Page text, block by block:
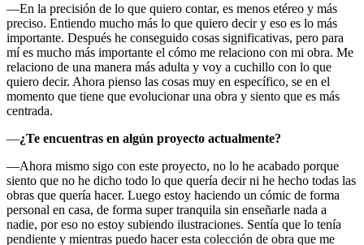
—En la precisión de lo que quiero contar, es menos etéreo y más
preciso. Entiendo mucho más lo que quiero decir y eso es lo más
importante. Después he conseguido cosas significativas, pero para
mí es mucho más importante el cómo me relaciono con mi obra. Me
relaciono de una manera más adulta y voy a cuchillo con lo que
quiero decir. Ahora pienso las cosas muy en específico, se en el
momento que tiene que evolucionar una obra y siento que es más
centrada.
—¿Te encuentras en algún proyecto actualmente?
—Ahora mismo sigo con este proyecto, no lo he acabado porque
siento que no he dicho todo lo que quería decir ni he hecho todas las
obras que quería hacer. Luego estoy haciendo un cómic de forma
personal en casa, de forma super tranquila sin enseñarle nada a
nadie, por eso no estoy subiendo ilustraciones. Sentía que lo tenía
pendiente y mientras puedo hacer esta colección de obra que me